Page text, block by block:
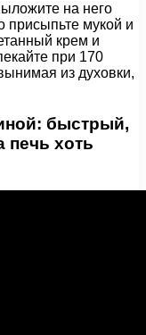
на него
присыпьте мукой и
крем и
при 170
из духовки,
быстрый,
печь хоть